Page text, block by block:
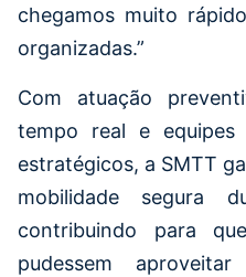
chegamos muito
organizadas.”
Com atuação
tempo real e equipes
estratégicos, a SMTT
mobilidade segura
contribuindo para
pudessem